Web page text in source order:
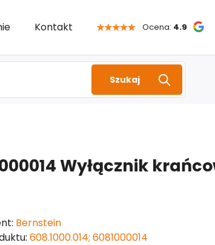
Kontakt Ocena: 4.9
Szukaj
Wyłącznik
Bernstein
608.1000.014; 6081000014